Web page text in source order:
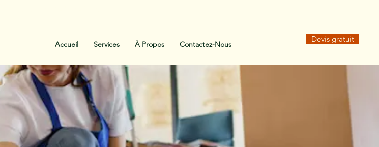
Accueil Services À Propos Contactez-Nous
Devis gratuit